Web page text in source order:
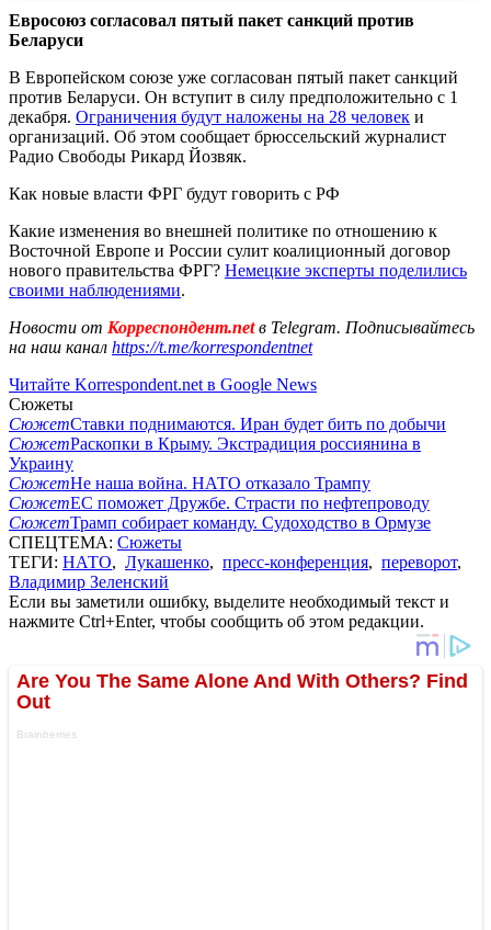
Евросоюз согласовал пятый пакет санкций против
Беларуси
В Европейском союзе уже согласован пятый пакет санкций
против Беларуси. Он вступит в силу предположительно с 1
декабря. Ограничения будут наложены на 28 человек и
организаций. Об этом сообщает брюссельский журналист
Радио Свободы Рикард Йозвяк.
Как новые власти ФРГ будут говорить с РФ
Какие изменения во внешней политике по отношению к
Восточной Европе и России сулит коалиционный договор
нового правительства ФРГ? Немецкие эксперты поделились
своими наблюдениями.
Новости от Корреспондент.netв Telegram. Подписывайтесь
на наш канал https://t.me/korrespondentnet
Читайте Korrespondent.net в Google News
Сюжеты
СюжетСтавки поднимаются. Иран будет бить по добычи
СюжетРаскопки в Крыму. Экстрадиция россиянина в
Украину
СюжетНе наша война. НАТО отказало Трампу
СюжетЕС поможет Дружбе. Страсти по нефтепроводу
СюжетТрамп собирает команду. Судоходство в Ормузе
СПЕЦТЕМА: Сюжеты
ТЕГИ: НАТО, Лукашенко, пресс-конференция, переворот,
Владимир Зеленский
Если вы заметили ошибку, выделите необходимый текст и
нажмите Ctrl+Enter, чтобы сообщить об этом редакции.